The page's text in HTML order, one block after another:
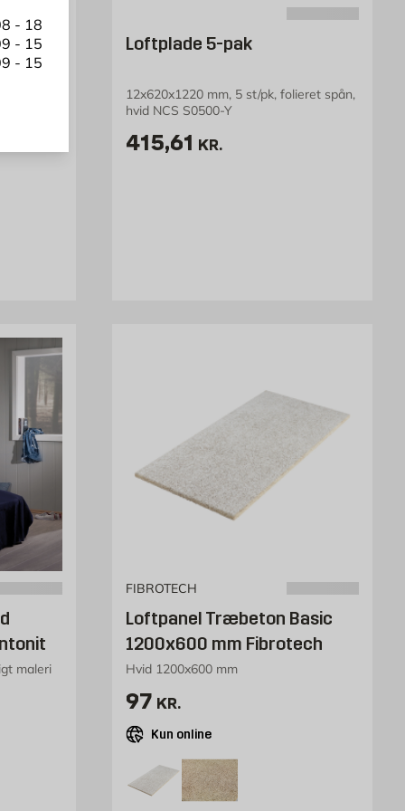
- 18
- 15
- 15
og æstetik. Hvad enten du vælger klassiske profilbrædder,
og behageligt indeklima. Vores sortiment giver dig mulighed for
har vi samlet alt, hvad du skal bruge for at forvandle dine rum
Loftplade 5-pak
12x620x1220 mm, 5 st/pk, folieret spån,
hvid NCS S0500-Y
Pris 415.61 kr. /stk
415,61 KR.
maleri
FIBROTECH
Loftpanel Træbeton Basic
1200x600 mm Fibrotech
Hvid 1200x600 mm
Pris 93 kr. /stk
97 KR.
Kun online